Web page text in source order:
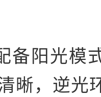
备阳光模
晰，逆光